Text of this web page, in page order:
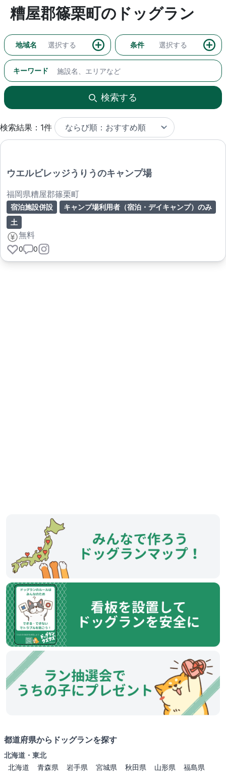
糟屋郡篠栗町のドッグラン
地域名 選択する 条件 選択する
キーワード
検索する
検索結果：1件
ウエルビレッジうりうのキャンプ場
福岡県糟屋郡篠栗町
宿泊施設併設
キャンプ場利用者（宿泊・デイキャンプ）のみ
土
無料
0 0
都道府県からドッグランを探す
北海道・東北
北海道
青森県 岩手県 宮城県 秋田県 山形県
福島県